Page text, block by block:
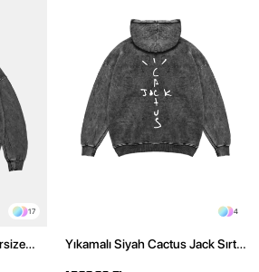
17 4
Yıkamalı Siyah Cactus Jack Sırt